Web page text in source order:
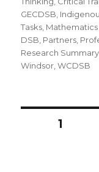
GECDSB
Tasks
DSB Partners
Research Summary
Windsor ,WCDSB
Posts
PAGE1